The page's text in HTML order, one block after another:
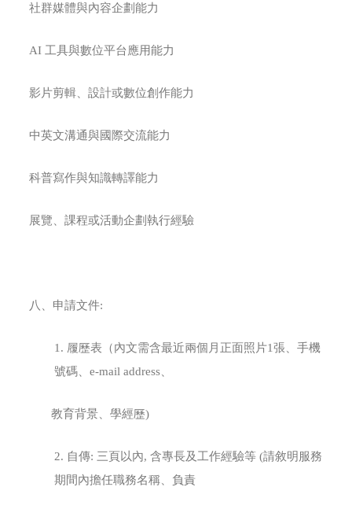
社群媒體與內容企劃能力
AI 工具與數位平台應用能力
影片剪輯、設計或數位創作能力
中英文溝通與國際交流能力
科普寫作與知識轉譯能力
展覽、課程或活動企劃執行經驗
八、申請文件:
1. 履歷表（內文需含最近兩個月正面照片1張、手機
號碼 、e-mail address、
教育背景、學經歷)
2. 自傳: 三頁以內, 含專長及工作經驗等 (請敘明服務
期間內擔任職務名稱、負責